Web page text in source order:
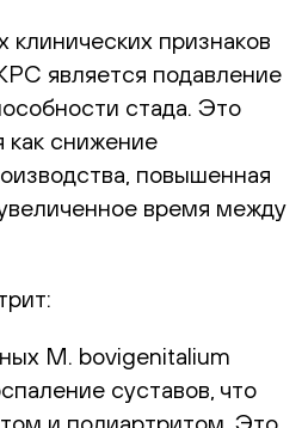
признаков
является подавление
стада. Это
как снижение
повышенная
время между
M. bovigenitalium
суставов, что
и полиартритом. Это